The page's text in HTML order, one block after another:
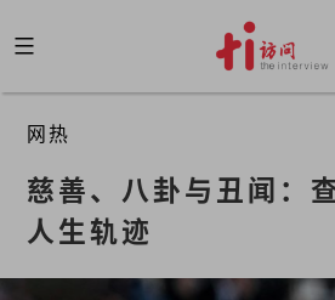
to
content
网热
慈善、八卦与丑闻：
人生轨迹